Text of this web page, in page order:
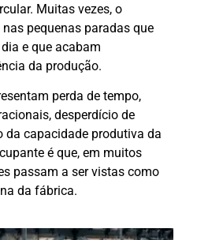
Muitas vezes, o
pequenas paradas que
e que acabam
da produção.
perda de tempo,
desperdício de
da capacidade produtiva da
é que, em muitos
passam a ser vistas como
da fábrica.